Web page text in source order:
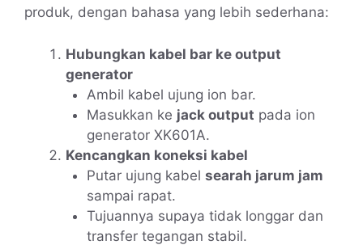
produk, dengan bahasa yang lebih sederhana:
Hubungkan kabel bar ke output
generator
Ambil kabel ujung ion bar.
Masukkan ke jack output pada ion
generator XK601A.
Kencangkan koneksi kabel
Putar ujung kabel searah jarum jam
sampai rapat.
Tujuannya supaya tidak longgar dan
transfer tegangan stabil.